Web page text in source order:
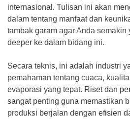
internasional. Tulisan ini akan
dalam tentang manfaat dan
tambak garam agar Anda semakin
deeper ke dalam bidang ini.
Secara teknis, ini adalah industri
pemahaman tentang cuaca,
evaporasi yang tepat. Riset dan
sangat penting guna memastikan
produksi berjalan dengan efisien